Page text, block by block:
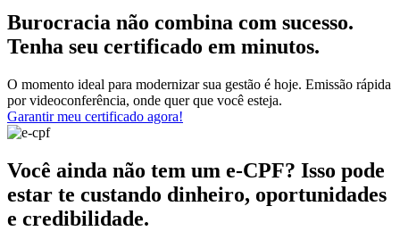
Burocracia não combina com sucesso.
Tenha seu certificado em minutos.
O momento ideal para modernizar sua gestão é hoje. Emissão rápida
por videoconferência, onde quer que você esteja.
Garantir meu certificado agora!
Você ainda não tem um e-CPF? Isso pode
estar te custando dinheiro, oportunidades
e credibilidade.